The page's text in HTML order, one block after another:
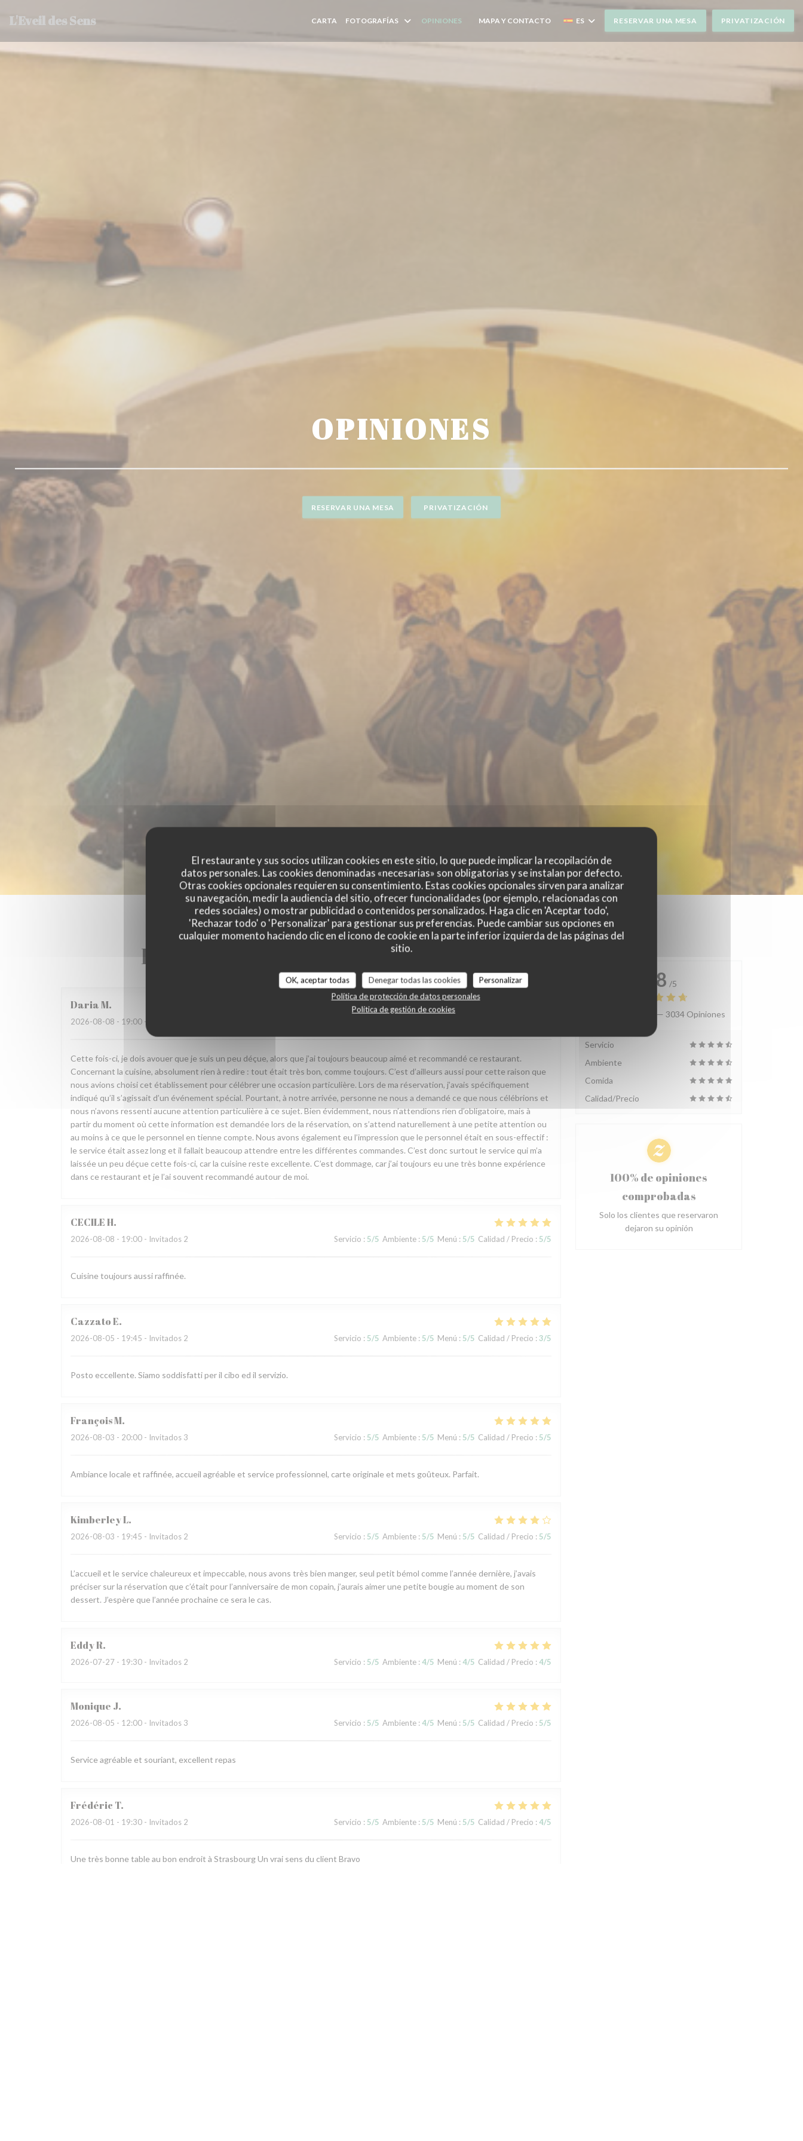
El restaurante y sus socios utilizan cookies en este sitio, lo que puede implicar la recopilación de
datos personales. Las cookies denominadas «necesarias» son obligatorias y se instalan por defecto.
Otras cookies opcionales requieren su consentimiento. Estas cookies opcionales sirven para analizar
su navegación, medir la audiencia del sitio, ofrecer funcionalidades (por ejemplo, relacionadas con
redes sociales) o mostrar publicidad o contenidos personalizados. Haga clic en 'Aceptar todo',
'Rechazar todo' o 'Personalizar' para gestionar sus preferencias. Puede cambiar sus opciones en
cualquier momento haciendo clic en el icono de cookie en la parte inferior izquierda de las páginas del
sitio.
OK, aceptar todas Denegar todas las cookies
Personalizar
Política de protección de datos personales
Política de gestión de cookies
L'Eveil des Sens CARTA FOTOGRAFÍAS OPINIONES ((ABRE EN UNA NUEVA VENTANA))
MAPA Y CONTACTO ES RESERVAR UNA MESA PRIVATIZACIÓN
OPINIONES
RESERVAR UNA MESA PRIVATIZACIÓN
Las opiniones de nuestros clientes
DariaM
2026-08-08 - 19:00 - Invitados 2
Cette fois-ci, je dois avouer que je suis un peu déçue, alors que j’ai toujours beaucoup aimé et recommandé ce restaurant.
Concernant la cuisine, absolument rien à redire : tout était très bon, comme toujours. C’est d’ailleurs aussi pour cette raison que
nous avions choisi cet établissement pour célébrer une occasion particulière. Lors de ma réservation, j’avais spécifiquement
indiqué qu’il s’agissait d’un événement spécial. Pourtant, à notre arrivée, personne ne nous a demandé ce que nous célébrions et
nous n’avons ressenti aucune attention particulière à ce sujet. Bien évidemment, nous n’attendions rien d’obligatoire, mais à
partir du moment où cette information est demandée lors de la réservation, on s’attend naturellement à une petite attention ou
au moins à ce que le personnel en tienne compte. Nous avons également eu l’impression que le personnel était en sous-effectif :
le service était assez long et il fallait beaucoup attendre entre les différentes commandes. C’est donc surtout le service qui m’a
laissée un peu déçue cette fois-ci, car la cuisine reste excellente. C’est dommage, car j’ai toujours eu une très bonne expérience
dans ce restaurant et je l’ai souvent recommandé autour de moi.
CECILEH
2026-08-08 - 19:00 - Invitados 2 Servicio : 5/5 Ambiente : 5/5 Menú : 5/5 Calidad / Precio : 5/5
Cuisine toujours aussi raffinée.
CazzatoE
2026-08-05 - 19:45 - Invitados 2 Servicio : 5/5 Ambiente : 5/5 Menú : 5/5 Calidad / Precio : 3/5
Posto eccellente. Siamo soddisfatti per il cibo ed il servizio.
FrançoisM
2026-08-03 - 20:00 - Invitados 3 Servicio : 5/5 Ambiente : 5/5 Menú : 5/5 Calidad / Precio : 5/5
Ambiance locale et raffinée, accueil agréable et service professionnel, carte originale et mets goûteux. Parfait.
KimberleyL
2026-08-03 - 19:45 - Invitados 2 Servicio : 5/5 Ambiente : 5/5 Menú : 5/5 Calidad / Precio : 5/5
L’accueil et le service chaleureux et impeccable, nous avons très bien manger, seul petit bémol comme l’année dernière, j’avais
préciser sur la réservation que c’était pour l’anniversaire de mon copain, j’aurais aimer une petite bougie au moment de son
dessert. J’espère que l’année prochaine ce sera le cas.
EddyR
2026-07-27 - 19:30 - Invitados 2 Servicio : 5/5 Ambiente : 4/5 Menú : 4/5 Calidad / Precio : 4/5
Monique J
2026-08-05 - 12:00 - Invitados 3 Servicio : 5/5 Ambiente : 4/5 Menú : 5/5 Calidad / Precio : 5/5
Service agréable et souriant, excellent repas
Frédéric T
2026-08-01 - 19:30 - Invitados 2 Servicio : 5/5 Ambiente : 5/5 Menú : 5/5 Calidad / Precio : 4/5
Une très bonne table au bon endroit à Strasbourg Un vrai sens du client Bravo
4.8 /5
Valoración media — 3034 Opiniones
Servicio
Ambiente
Comida
Calidad/Precio
100% de opiniones
comprobadas
Solo los clientes que reservaron
dejaron su opinión